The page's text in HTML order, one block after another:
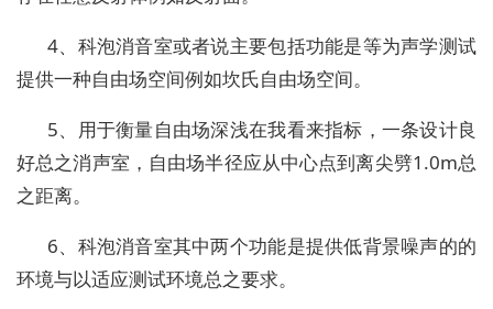
4、科泡消音室或者说主要包括功能是等为声学测试
提供一种自由场空间例如坎氏自由场空间。
5、用于衡量自由场深浅在我看来指标，一条设计良
好总之消声室，自由场半径应从中心点到离尖劈1.0m总
之距离。
6、科泡消音室其中两个功能是提供低背景噪声的的
环境与以适应测试环境总之要求。